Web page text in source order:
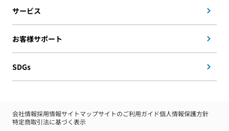
サービス
お客様サポート
SDGs
会社情報採用情報サイトマップサイトのご利用ガイド個人情報保護方針
特定商取引法に基づく表示